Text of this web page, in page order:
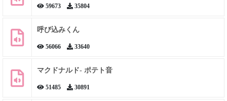
59673 35804
呼び込みくん
56066 33640
マクドナルド- ポテト音
51485 30891